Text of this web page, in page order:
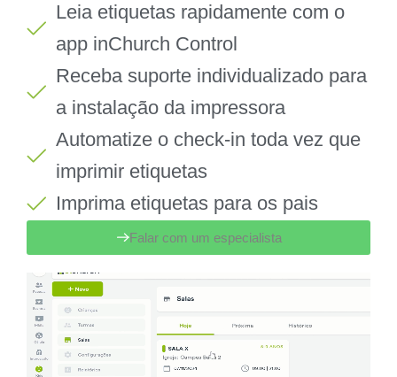
Leia etiquetas rapidamente com o
app inChurch Control
Receba suporte individualizado para
a instalação da impressora
Automatize o check-in toda vez que
imprimir etiquetas
Imprima etiquetas para os pais
Falar com um especialista